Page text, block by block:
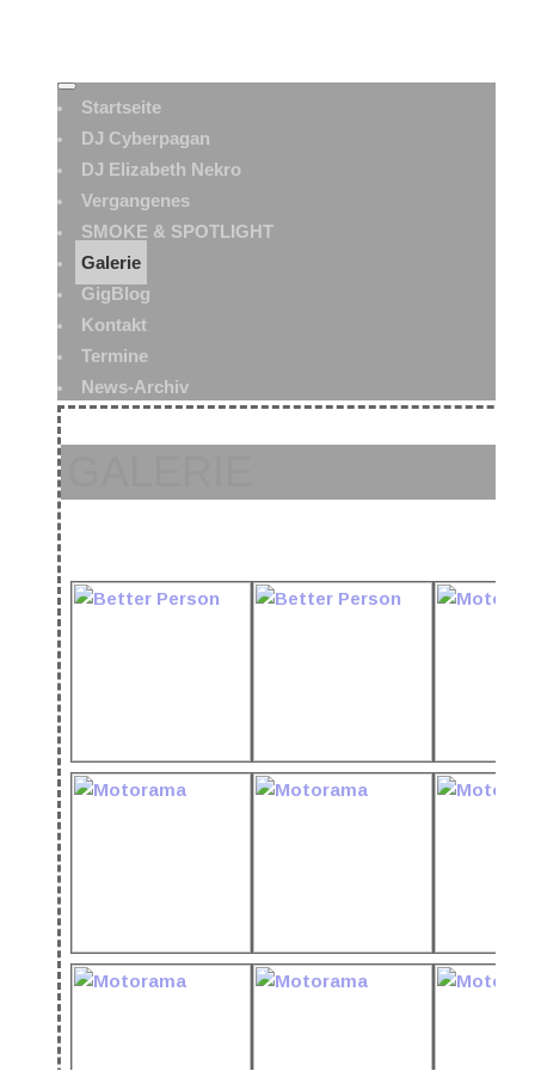
Startseite
DJ Cyberpagan
DJ Elizabeth Nekro
Vergangenes
SMOKE & SPOTLIGHT
Galerie
GigBlog
Kontakt
Termine
News-Archiv